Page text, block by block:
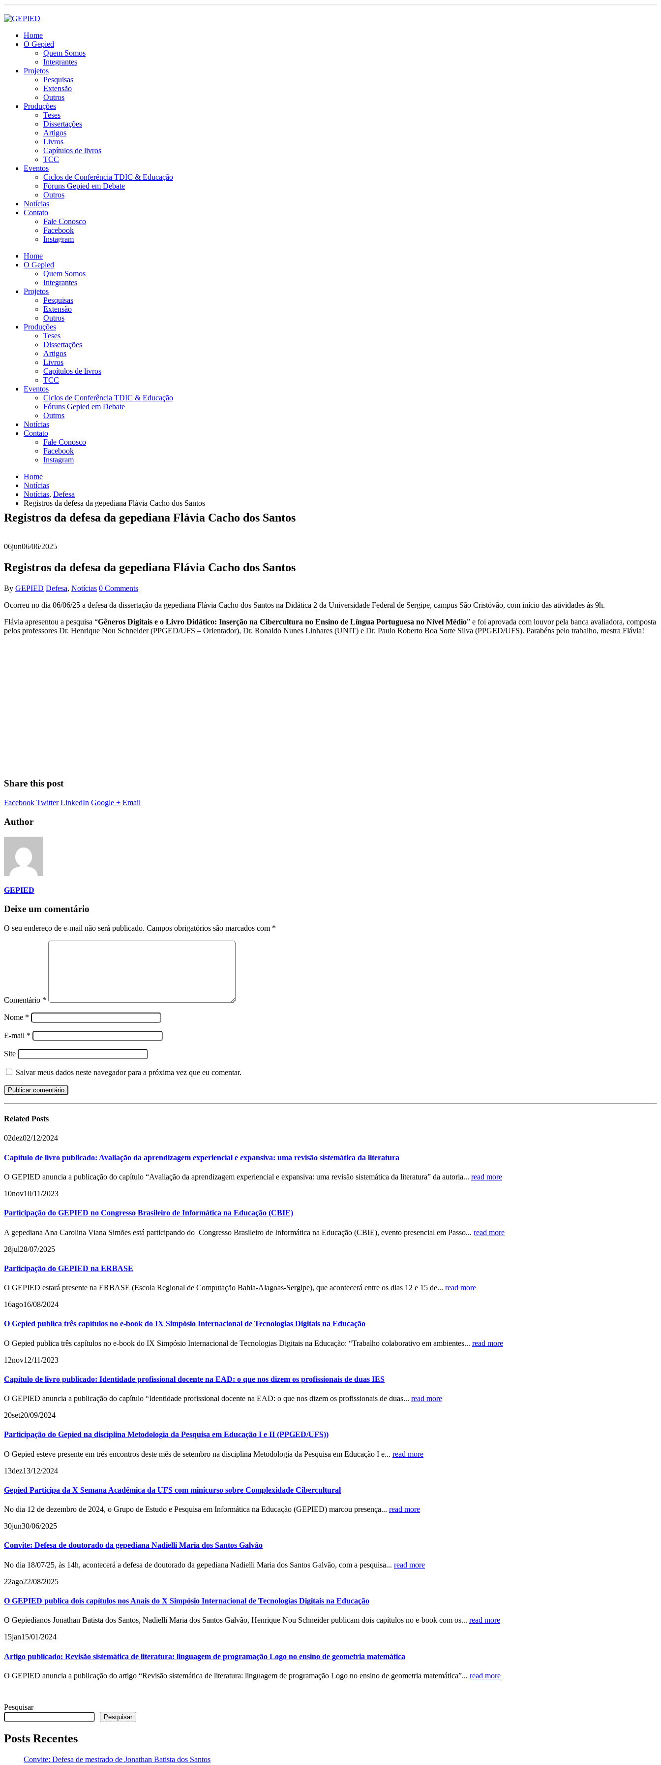
Home
O Gepied
Quem Somos
Integrantes
Projetos
Pesquisas
Extensão
Outros
Produções
Teses
Dissertações
Artigos
Livros
Capítulos de livros
TCC
Eventos
Ciclos de Conferência TDIC & Educação
Fóruns Gepied em Debate
Outros
Notícias
Contato
Fale Conosco
Facebook
Instagram
Home
O Gepied
Quem Somos
Integrantes
Projetos
Pesquisas
Extensão
Outros
Produções
Teses
Dissertações
Artigos
Livros
Capítulos de livros
TCC
Eventos
Ciclos de Conferência TDIC & Educação
Fóruns Gepied em Debate
Outros
Notícias
Contato
Fale Conosco
Facebook
Instagram
Home
Notícias
Notícias, Defesa
Registros da defesa da gepediana Flávia Cacho dos Santos
Registros da defesa da gepediana Flávia Cacho dos Santos
06jun06/06/2025
Registros da defesa da gepediana Flávia Cacho dos Santos
By GEPIED Defesa, Notícias 0 Comments
Ocorreu no dia 06/06/25 a defesa da dissertação da gepediana Flávia Cacho dos Santos na Didática 2 da Universidade Federal de Sergipe, campus São Cristóvão, com início das atividades às 9h.
Flávia apresentou a pesquisa “Gêneros Digitais e o Livro Didático: Inserção na Cibercultura no Ensino de Língua Portuguesa no Nível Médio” e foi aprovada com louvor pela banca avaliadora, composta
pelos professores Dr. Henrique Nou Schneider (PPGED/UFS – Orientador), Dr. Ronaldo Nunes Linhares (UNIT) e Dr. Paulo Roberto Boa Sorte Silva (PPGED/UFS). Parabéns pelo trabalho, mestra Flávia!
Share this post
Facebook Twitter LinkedIn Google + Email
Author
GEPIED
Deixe um comentário
O seu endereço de e-mail não será publicado. Campos obrigatórios são marcados com *
Comentário *
Nome *
E-mail *
Site
Salvar meus dados neste navegador para a próxima vez que eu comentar.
Related Posts
02dez02/12/2024
Capítulo de livro publicado: Avaliação da aprendizagem experiencial e expansiva: uma revisão sistemática da literatura
O GEPIED anuncia a publicação do capítulo “Avaliação da aprendizagem experiencial e expansiva: uma revisão sistemática da literatura” da autoria... read more
10nov10/11/2023
Participação do GEPIED no Congresso Brasileiro de Informática na Educação (CBIE)
A gepediana Ana Carolina Viana Simões está participando do Congresso Brasileiro de Informática na Educação (CBIE), evento presencial em Passo... read more
28jul28/07/2025
Participação do GEPIED na ERBASE
O GEPIED estará presente na ERBASE (Escola Regional de Computação Bahia-Alagoas-Sergipe), que acontecerá entre os dias 12 e 15 de... read more
16ago16/08/2024
O Gepied publica três capítulos no e-book do IX Simpósio Internacional de Tecnologias Digitais na Educação
O Gepied publica três capítulos no e-book do IX Simpósio Internacional de Tecnologias Digitais na Educação: “Trabalho colaborativo em ambientes... read more
12nov12/11/2023
Capítulo de livro publicado: Identidade profissional docente na EAD: o que nos dizem os profissionais de duas IES
O GEPIED anuncia a publicação do capítulo “Identidade profissional docente na EAD: o que nos dizem os profissionais de duas... read more
20set20/09/2024
Participação do Gepied na disciplina Metodologia da Pesquisa em Educação I e II (PPGED/UFS))
O Gepied esteve presente em três encontros deste mês de setembro na disciplina Metodologia da Pesquisa em Educação I e... read more
13dez13/12/2024
Gepied Participa da X Semana Acadêmica da UFS com minicurso sobre Complexidade Cibercultural
No dia 12 de dezembro de 2024, o Grupo de Estudo e Pesquisa em Informática na Educação (GEPIED) marcou presença... read more
30jun30/06/2025
Convite: Defesa de doutorado da gepediana Nadielli Maria dos Santos Galvão
No dia 18/07/25, às 14h, acontecerá a defesa de doutorado da gepediana Nadielli Maria dos Santos Galvão, com a pesquisa... read more
22ago22/08/2025
O GEPIED publica dois capítulos nos Anais do X Simpósio Internacional de Tecnologias Digitais na Educação
O Gepiedianos Jonathan Batista dos Santos, Nadielli Maria dos Santos Galvão, Henrique Nou Schneider publicam dois capítulos no e-book com os... read more
15jan15/01/2024
Artigo publicado: Revisão sistemática de literatura: linguagem de programação Logo no ensino de geometria matemática
O GEPIED anuncia a publicação do artigo “Revisão sistemática de literatura: linguagem de programação Logo no ensino de geometria matemática”... read more
Pesquisar
Pesquisar
Posts Recentes
Convite: Defesa de mestrado de Jonathan Batista dos Santos